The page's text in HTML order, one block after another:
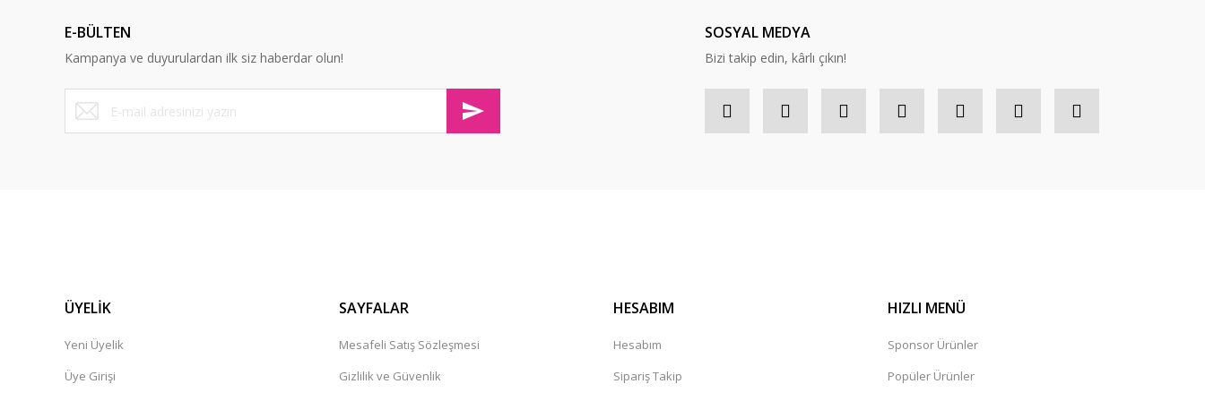
E-BÜLTEN
Kampanya ve duyurulardan ilk siz haberdar olun!
SOSYAL MEDYA
Bizi takip edin, kârlı çıkın!
ÜYELİK
Yeni Üyelik
Üye Girişi
SAYFALAR
Mesafeli Satış Sözleşmesi
Gizlilik ve Güvenlik
HESABIM
Hesabım
Sipariş Takip
HIZLI MENÜ
Sponsor Ürünler
Popüler Ürünler